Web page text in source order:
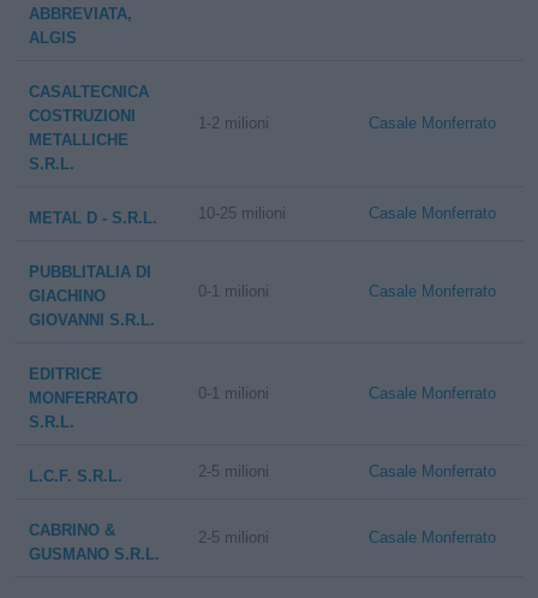
ABBREVIATA,
ALGIS
CASALTECNICA
COSTRUZIONI
METALLICHE
S.R.L.
1-2 milioni Casale Monferrato
METAL D - S.R.L. 10-25 milioni Casale Monferrato
PUBBLITALIA DI
GIACHINO
GIOVANNI S.R.L.
0-1 milioni Casale Monferrato
EDITRICE
MONFERRATO
S.R.L.
0-1 milioni Casale Monferrato
L.C.F. S.R.L. 2-5 milioni Casale Monferrato
CABRINO &
GUSMANO S.R.L.
2-5 milioni Casale Monferrato